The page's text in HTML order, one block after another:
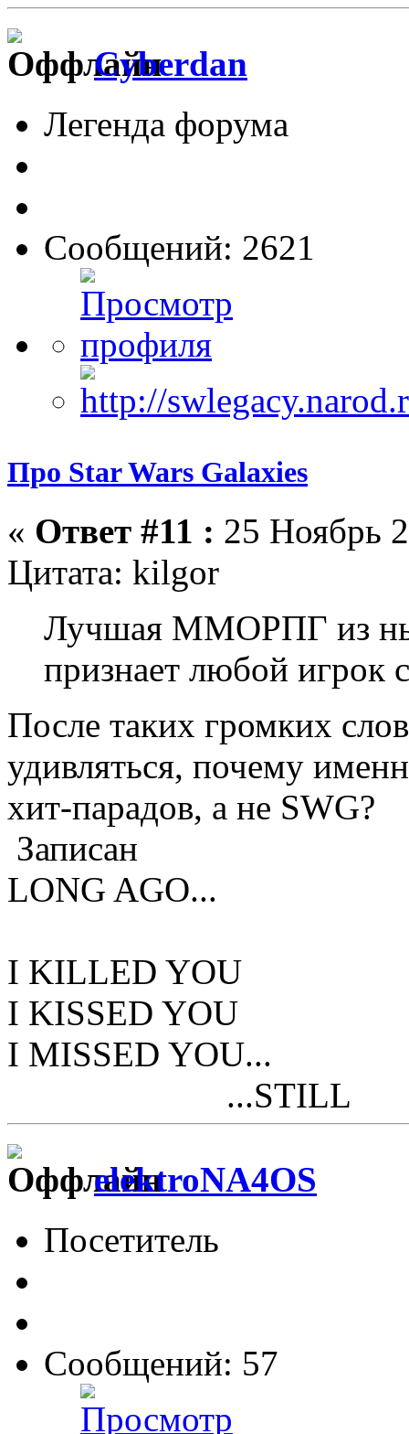
Cyberdan
Легенда форума
Сообщений: 2621
Про Star Wars Galaxies
« Ответ #11 : 25 Ноябрь
Цитата: kilgor
Лучшая ММОРПГ из
признает любой игрок
После таких громких
удивляться, почему
хит-парадов, а не SWG?
Записан
LONG AGO...
I KILLED YOU
I KISSED YOU
I MISSED YOU...
...STILL
elektroNA4OS
Посетитель
Сообщений: 57